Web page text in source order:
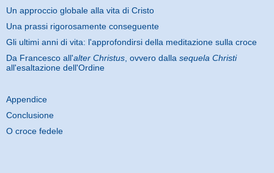
Un approccio globale alla vita di Cristo
Una prassi rigorosamente conseguente
Gli ultimi anni di vita: l'approfondirsi della meditazione sulla croce
Da Francesco all'alter Christus , ovvero dalla sequela Christi
all'esaltazione dell'Ordine
Appendice
Conclusione
O croce fedele